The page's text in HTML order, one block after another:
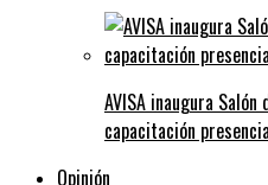
AVISA inaugura
capacitación
Opinión